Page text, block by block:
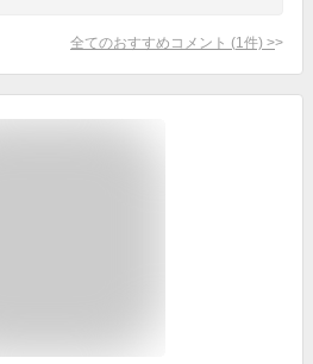
全てのおすすめコメント (1 件) >